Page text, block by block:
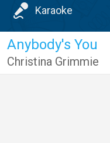
Karaoke
Anybody's You
Christina Grimmie